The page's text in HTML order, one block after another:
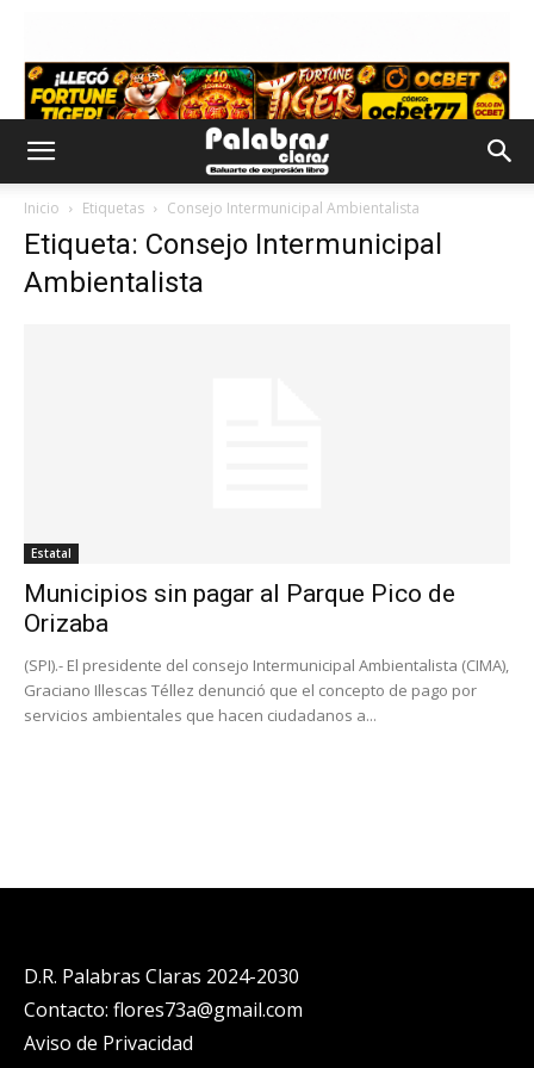
Inicio Etiquetas Consejo Intermunicipal Ambientalista
Etiqueta: Consejo Intermunicipal
Ambientalista
Estatal
Municipios sin pagar al Parque Pico de
Orizaba
(SPI).- El presidente del consejo Intermunicipal Ambientalista (CIMA),
Graciano Illescas Téllez denunció que el concepto de pago por
servicios ambientales que hacen ciudadanos a...
D.R. Palabras Claras 2024-2030
Contacto: flores73a@gmail.com
Aviso de Privacidad